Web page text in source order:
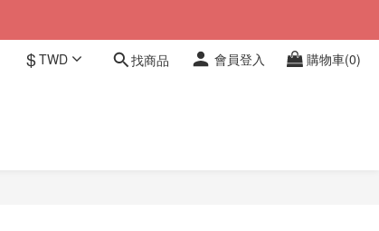
$TWD 找商品 會員登入 購物車(0)